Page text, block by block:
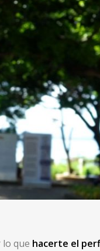
que hacerte el